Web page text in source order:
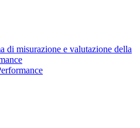
di misurazione e valutazione della